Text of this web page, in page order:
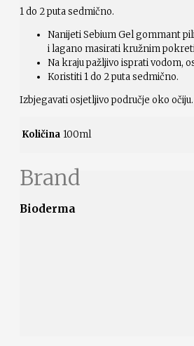
1 do 2 puta sedmično.
Nanijeti Sebium Gel gommant
i lagano masirati kružnim
Na kraju pažljivo isprati vodom,
Koristiti 1 do 2 puta sedmično.
Izbjegavati osjetljivo područje oko očiju.
Količina 100ml
Brand
Bioderma